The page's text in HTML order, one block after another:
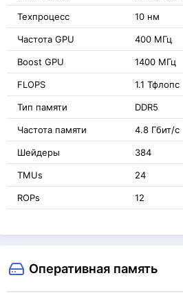
Техпроцесс 10 нм
Частота GPU 400 МГц
Boost GPU 1400 МГц
FLOPS 1.1 Тфлопс
Тип памяти DDR5
Частота памяти 4.8 Гбит/с
Шейдеры 384
TMUs 24
ROPs 12
Оперативная память